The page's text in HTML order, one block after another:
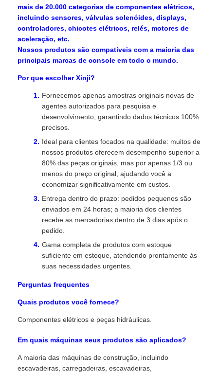
mais de 20.000 categorias de componentes elétricos,
incluindo sensores, válvulas solenóides, displays,
controladores, chicotes elétricos, relés, motores de
aceleração, etc.
Nossos produtos são compatíveis com a maioria das
principais marcas de console em todo o mundo.
Por que escolher Xinji?
Fornecemos apenas amostras originais novas de
agentes autorizados para pesquisa e
desenvolvimento, garantindo dados técnicos 100%
precisos.
Ideal para clientes focados na qualidade: muitos de
nossos produtos oferecem desempenho superior a
80% das peças originais, mas por apenas 1/3 ou
menos do preço original, ajudando você a
economizar significativamente em custos.
Entrega dentro do prazo: pedidos pequenos são
enviados em 24 horas; a maioria dos clientes
recebe as mercadorias dentro de 3 dias após o
pedido.
Gama completa de produtos com estoque
suficiente em estoque, atendendo prontamente às
suas necessidades urgentes.
Perguntas frequentes
Quais produtos você fornece?
Componentes elétricos e peças hidráulicas.
Em quais máquinas seus produtos são aplicados?
A maioria das máquinas de construção, incluindo
escavadeiras, carregadeiras, escavadeiras,